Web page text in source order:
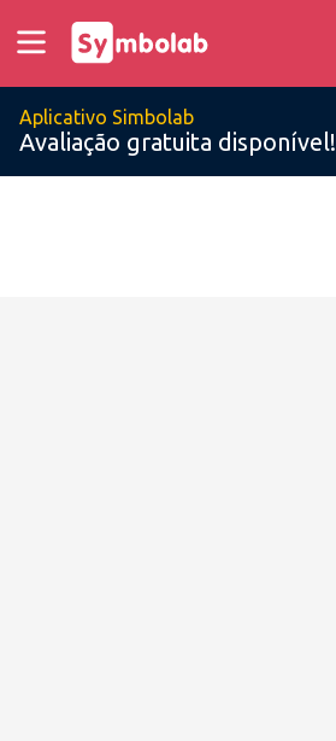
Aplicativo Simbolab
Avaliação gratuita disponível!